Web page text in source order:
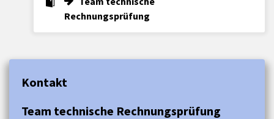
Rechnungsprüfung
Kontakt
Team technische Rechnungsprüfung